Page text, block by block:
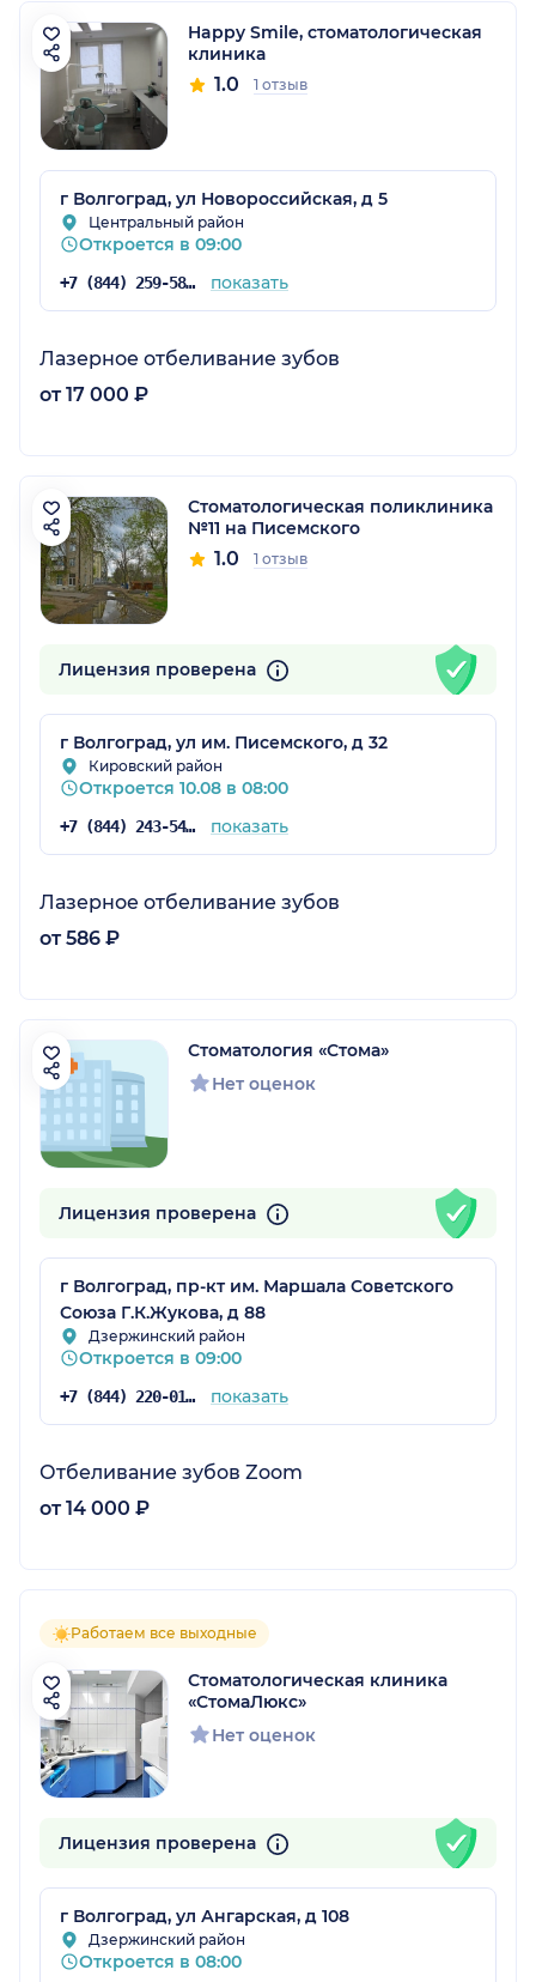
Happy Smile, стоматологическая
клиника
1.0 1 отзыв
г Волгоград, ул Новороссийская, д 5
Центральный район
Откроется в 09:00
+7 (844) 259-58-66 показать
Лазерное отбеливание зубов
от 17 000 ₽
Стоматологическая поликлиника
№11 на Писемского
1.0 1 отзыв
Лицензия проверена
г Волгоград, ул им. Писемского, д 32
Кировский район
Откроется 10.08 в 08:00
+7 (844) 243-54-74 показать
Лазерное отбеливание зубов
от 586 ₽
Стоматология «Стома»
Нет оценок
Лицензия проверена
г Волгоград, пр-кт им. Маршала Советского
Союза Г.К.Жукова, д 88
Дзержинский район
Откроется в 09:00
+7 (844) 220-01-41 показать
Отбеливание зубов Zoom
от 14 000 ₽
Работаем все выходные
Стоматологическая клиника
«СтомаЛюкс»
Нет оценок
Лицензия проверена
г Волгоград, ул Ангарская, д 108
Дзержинский район
Откроется в 08:00